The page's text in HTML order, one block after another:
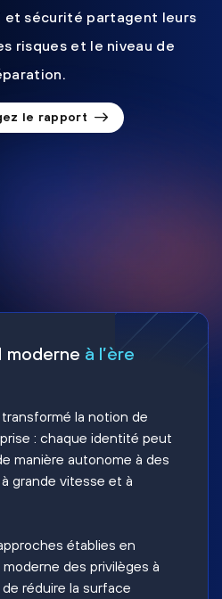
et sécurité partagent leurs
risques et le niveau de
le rapport
moderne à l’ère
la notion de
: chaque identité peut
manière autonome à des
grande vitesse et à
établies en
des privilèges à
réduire la surface